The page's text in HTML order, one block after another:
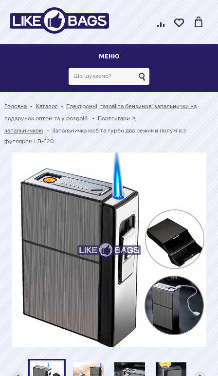
МЕНЮ
Головна - Каталог - Електронні, газові та бензинові запальнички на
подарунок оптом та у роздріб. - Портсигари із
запальничкою - Запальничка юсб та турбо два режими полум'я з
футляром LB-620